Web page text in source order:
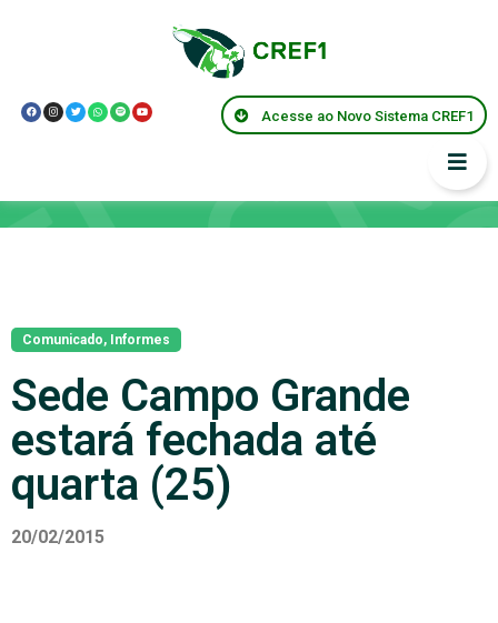
Acesse ao Novo Sistema CREF1
Comunicado, Informes
Sede Campo Grande
estará fechada até
quarta (25)
20/02/2015